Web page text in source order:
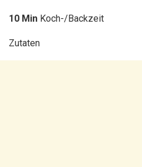
10 Min Koch-/Backzeit
Zutaten